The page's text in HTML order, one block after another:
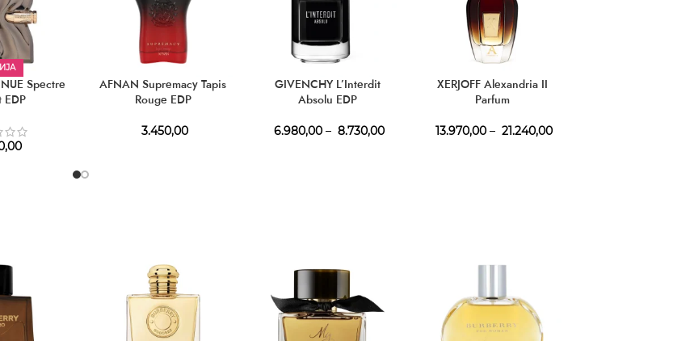
Spectre
EDP
AFNAN Supremacy Tapis
Rouge EDP
3.450,00
GIVENCHY L’Interdit
Absolu EDP
6.980,00 – 8.730,00
XERJOFF Alexandria II
Parfum
13.970,00 – 21.240,00